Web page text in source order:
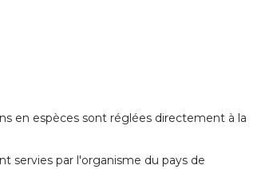
en espèces sont réglées directement à la
servies par l'organisme du pays de